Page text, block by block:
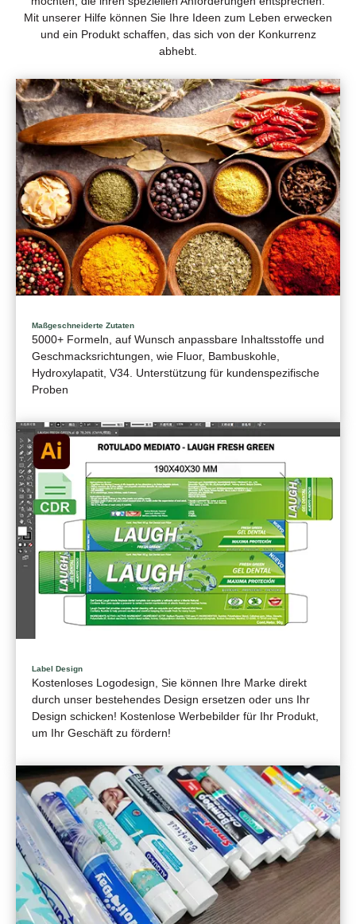
Mit unserer Hilfe können Sie Ihre Ideen zum Leben erwecken
und ein Produkt schaffen, das sich von der Konkurrenz
abhebt.
Maßgeschneiderte Zutaten
5000+ Formeln, auf Wunsch anpassbare Inhaltsstoffe und
Geschmacksrichtungen, wie Fluor, Bambuskohle,
Hydroxylapatit, V34. Unterstützung für kundenspezifische
Proben
Label Design
Kostenloses Logodesign, Sie können Ihre Marke direkt
durch unser bestehendes Design ersetzen oder uns Ihr
Design schicken! Kostenlose Werbebilder für Ihr Produkt,
um Ihr Geschäft zu fördern!